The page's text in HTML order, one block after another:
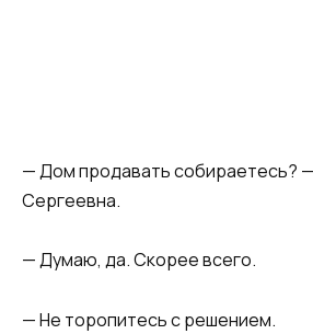
— Дом продавать собираетесь?
Сергеевна.
— Думаю, да. Скорее всего.
— Не торопитесь с решением.